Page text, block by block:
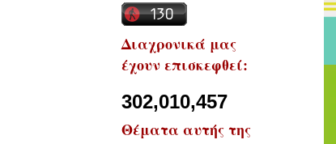
Διαχρονικά μας
έχουν επισκεφθεί:
302,010,457
Θέματα αυτής της